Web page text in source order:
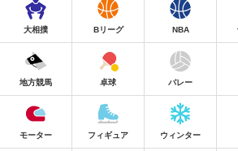
大相撲 Bリーグ NBA
地方競馬 卓球 バレー
モーター フィギュア ウィンター